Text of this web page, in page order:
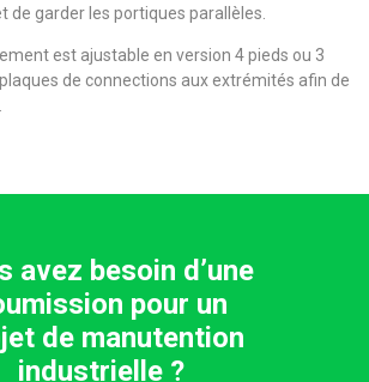
de garder les portiques parallèles.
est ajustable en version 4 pieds ou 3
de connections aux extrémités afin de
avez besoin d’une
pour un
de manutention
industrielle ?